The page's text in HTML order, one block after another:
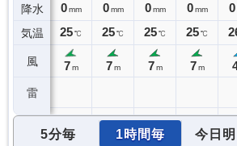
降水
気温
風
雷
0 mm
25℃
7 m
0 mm
25℃
7 m
0 mm
25℃
7 m
0 mm
25℃
7 m
0
5分毎 1時間毎 今日明